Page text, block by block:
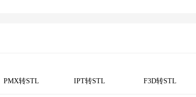
PMX转STL IPT转STL F3D转STL